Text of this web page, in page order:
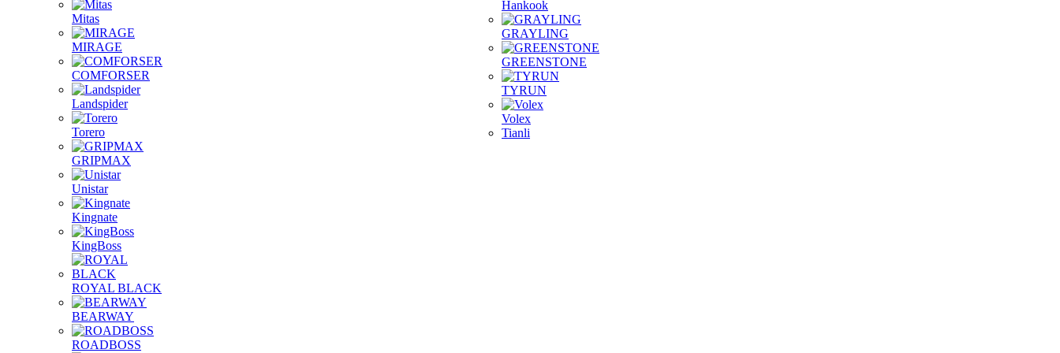
Mitas
MIRAGE
COMFORSER
Landspider
Torero
GRIPMAX
Unistar
Kingnate
KingBoss
ROYAL BLACK
BEARWAY
ROADBOSS
Hankook
GRAYLING
GREENSTONE
TYRUN
Volex
Tianli